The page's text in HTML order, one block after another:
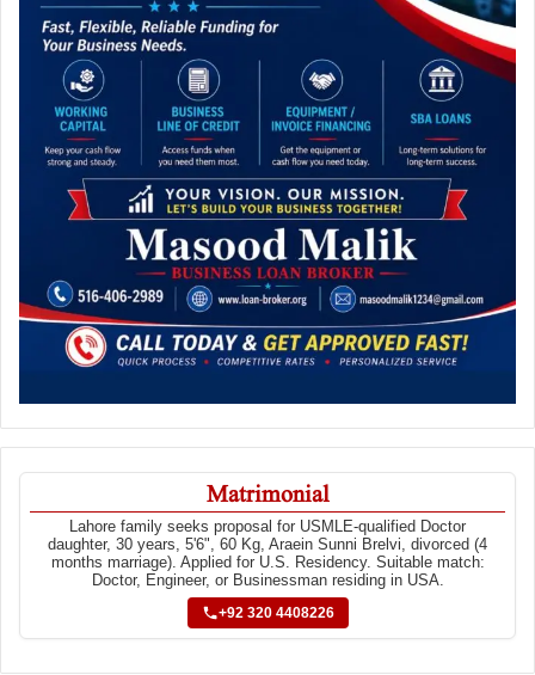
Matrimonial
Lahore family seeks proposal for USMLE-qualified Doctor
daughter, 30 years, 5'6", 60 Kg, Araein Sunni Brelvi, divorced (4
months marriage). Applied for U.S. Residency. Suitable match:
Doctor, Engineer, or Businessman residing in USA.
+92 320 4408226